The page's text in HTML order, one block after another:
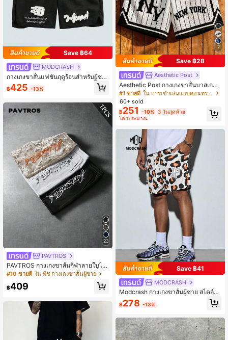
Save ฿64
MODCRASH
กางเกงขาสั้นแฟชั่นฤดูร้อนสำหรับผู้ชา
ย ปักลายอเนกประสงค์ กางเกงขาสั้นฟิต
เนสเอินทรีย์
฿425 -13%
23
PAVTROS
PAVTROS กางเกงขาสั้นกีฬาลายใบไม้
แห้งวินเทจแบบอเมริกัน กางเกงขาสั้นถั
ก เอวยืดหยุ่นพร้อมเชือกรูด ลายพรางป่
า REALTREE สไตล์ป่าดิบ ลุยทหาร สไ
ะจำวัน สตรีท กิจกรรมกลางแจ้ง สเก็ตบ
อร์ด และกีฬาถนนอื่นๆ ยูนิเซ็กซ์ ของขวั
#10 ขายดี ใน พืช กางเกงขาสั้นผู้ชาย
฿409
7
Save ฿28
Aesthetic Post
Aesthetic Post กางเกงขาสั้นบาสเกตบ
อลตาข่ายลายทางสีดำและขาวพิมพ์ N
Y สำหรับผู้ชาย, กางเกงขาสั้นสตรีทแวร์
ยิมระบายอากาศได้ดีสำหรับฤดูร้อน, เห
มาะสำหรับกีฬา, วิ่ง, ใส่สบายๆ & ใส่ในวั
นหยุด, ฟุตบอล
#1 ขายดี
ใน การเข้าเล่มแบบคอนทราสต์ กางเกงขาสั้นผู้ชาย
60+ sold
฿251 -10% 3 วันสุดท้าย
โดยประมาณ
Save ฿41
MODCRASH
Modcrash กางเกงขาสั้นผู้ชาย สไตล์ส
ตรีทแวร์ ลายเสือดาวพร้อมกราฟิกตัวอั
กษร ลายลำลอง เอวเชือกรูด สำหรับกีฬ
ฤดูใบไม้ผลิและฤดูร้อน
฿278 -13%